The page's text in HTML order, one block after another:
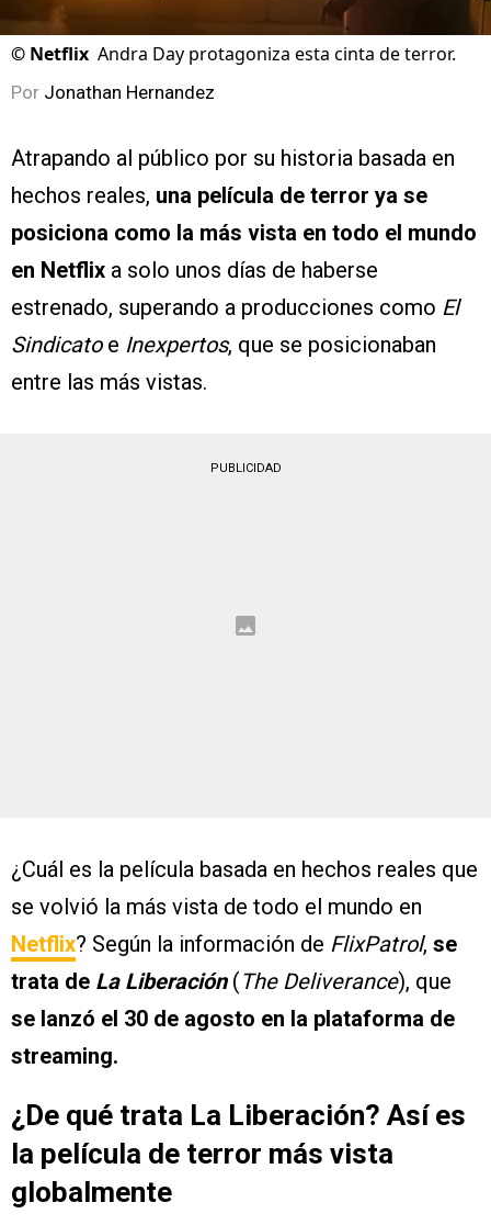
© Netflix Andra Day protagoniza esta cinta de terror.
Por Jonathan Hernandez
Atrapando al público por su historia basada en
hechos reales, una película de terror ya se
posiciona como la más vista en todo el mundo
en Netflix a solo unos días de haberse
estrenado, superando a producciones como El
Sindicato e Inexpertos, que se posicionaban
entre las más vistas.
PUBLICIDAD
¿Cuál es la película basada en hechos reales que
se volvió la más vista de todo el mundo en
Netflix? Según la información de FlixPatrol, se
trata de La Liberación(The Deliverance), que
se lanzó el 30 de agosto en la plataforma de
streaming.
¿De qué trata La Liberación? Así es
la película de terror más vista
globalmente